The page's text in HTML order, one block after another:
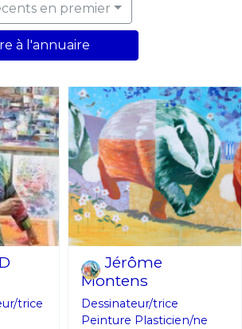
en premier
à l'annuaire
trice
Jérôme
Montens
Dessinateur/trice
Peinture Plasticien/ne